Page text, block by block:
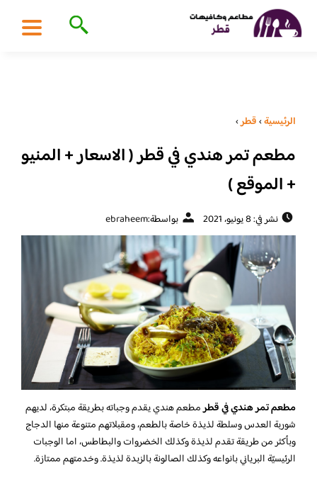
الرئيسية›قطر›
مطعم تمر هندي في قطر ( الاسعار + المنيو
+ الموقع )
نشر في: 8 يونيو، 2021 بواسطة:ebraheem
مطعم تمر هندي في قطرمطعم هندي يقدم وجباته بطريقة مبتكرة، لديهم
شوربة العدس وسلطة لذيذة خاصة بالطعم، ومقبلاتهم متنوعة منها الدجاج
وبأكثر من طريقة تقدم لذيذة وكذلك الخضروات والبطاطس، اما الوجبات
الرئيسيّة البرياني بانواعه وكذلك الصالونة بالزبدة لذيذة. وخدمتهم ممتازة.